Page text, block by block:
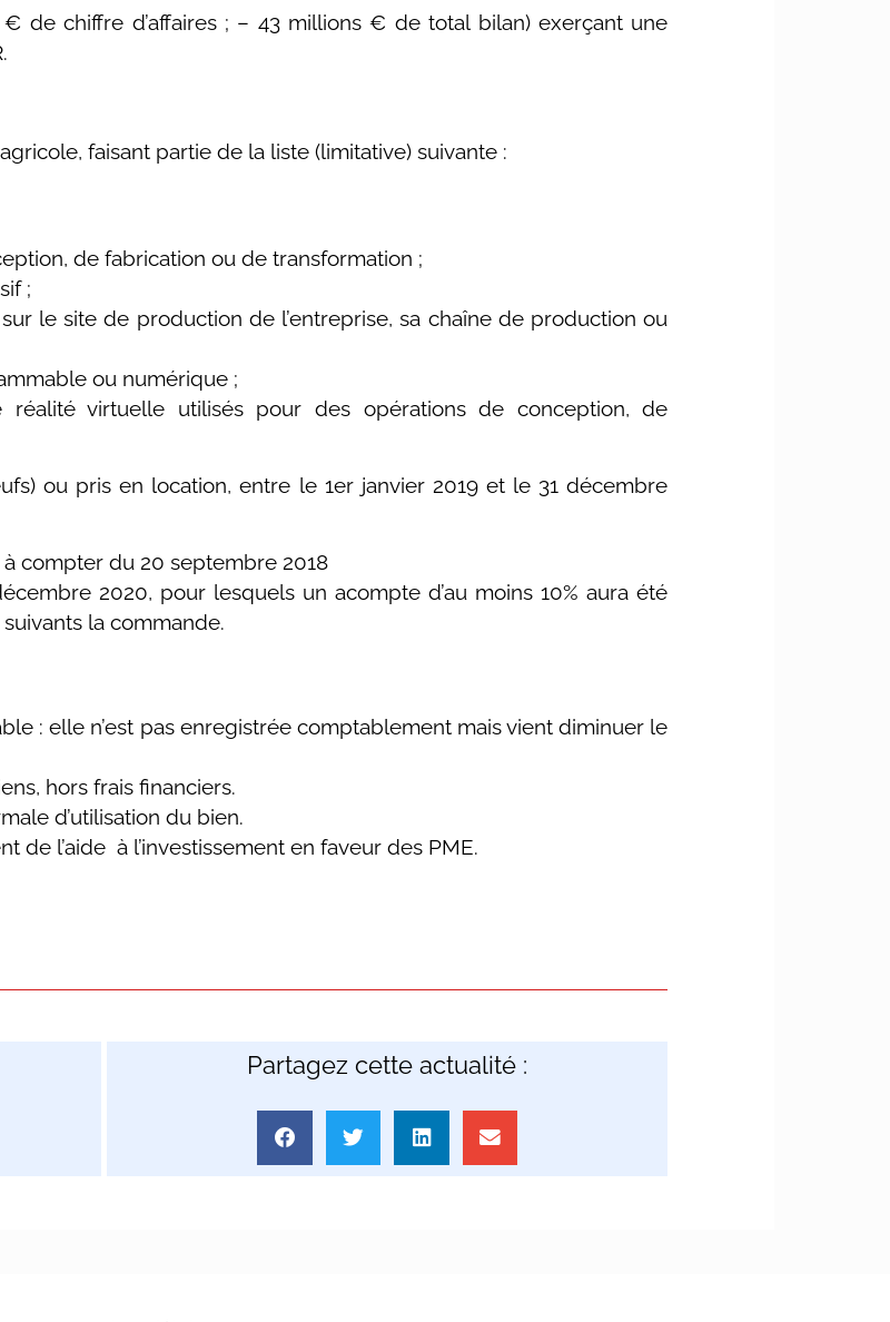
de chiffre d’affaires ; – 43 millions € de total bilan) exerçant une
faisant partie de la liste (limitative) suivante :
de fabrication ou de transformation ;
;
le site de production de l’entreprise, sa chaîne de production ou
ou numérique ;
virtuelle utilisés pour des opérations de conception, de
ou pris en location, entre le 1er janvier 2019 et le 31 décembre
compter du 20 septembre 2018
2020, pour lesquels un acompte d’au moins 10% aura été
la commande.
: elle n’est pas enregistrée comptablement mais vient diminuer le
hors frais financiers.
d’utilisation du bien.
l’aide à l’investissement en faveur des PME.
Partagez cette actualité :